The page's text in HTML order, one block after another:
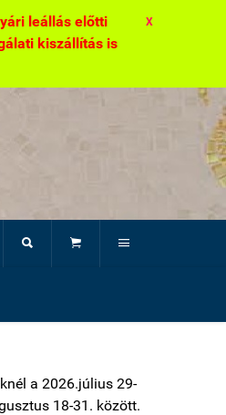
leállás előtti
kiszállítás is
X
  
a 2026.július 29-
18-31. között.